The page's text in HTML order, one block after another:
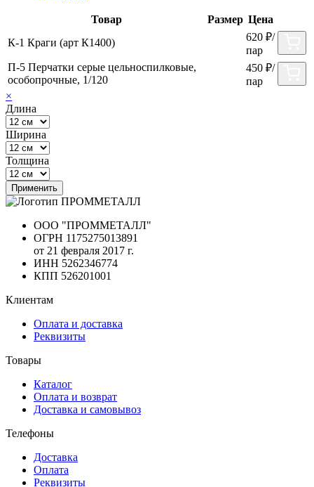
Товар Размер Цена
К-1 Краги (арт К1400)
620 ₽/
пар
П-5 Перчатки серые цельноспилковые,
особопрочные, 1/120
450 ₽/
пар
×
Длина
Ширина
Толщина
Применить
ООО "ПРОММЕТАЛЛ"
ОГРН 1175275013891
от 21 февраля 2017 г.
ИНН 5262346774
КПП 526201001
Клиентам
Оплата и доставка
Реквизиты
Товары
Каталог
Оплата и возврат
Доставка и самовывоз
Телефоны
Доставка
Оплата
Реквизиты